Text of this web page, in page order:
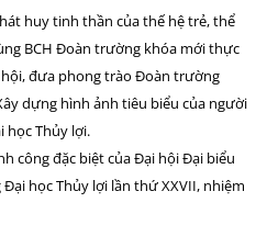
huy tinh thần của thế hệ trẻ, thể
BCH Đoàn trường khóa mới thực
đưa phong trào Đoàn trường
dựng hình ảnh tiêu biểu của người
học Thủy lợi.
công đặc biệt của Đại hội Đại biểu
học Thủy lợi lần thứ XXVII, nhiệm